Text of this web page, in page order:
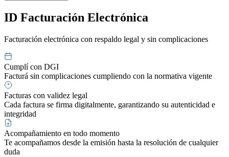
ID Facturación Electrónica
Facturación electrónica con respaldo legal y sin complicaciones
Cumplí con DGI
Facturá sin complicaciones cumpliendo con la normativa vigente
Facturas con validez legal
Cada factura se firma digitalmente, garantizando su autenticidad e
integridad
Acompañamiento en todo momento
Te acompañamos desde la emisión hasta la resolución de cualquier
duda